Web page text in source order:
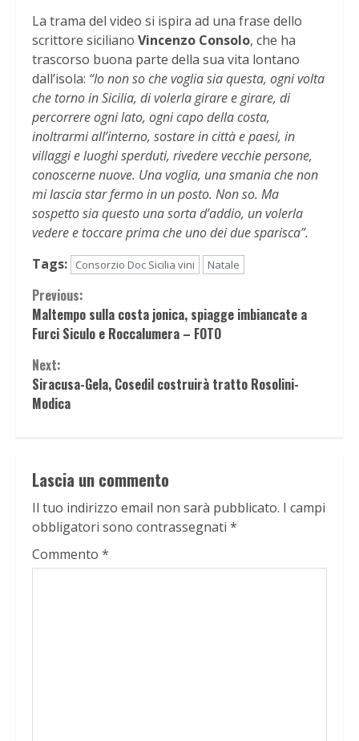
La trama del video si ispira ad una frase dello
scrittore siciliano Vincenzo Consolo, che ha
trascorso buona parte della sua vita lontano
dall’isola: “Io non so che voglia sia questa, ogni volta
che torno in Sicilia, di volerla girare e girare, di
percorrere ogni lato, ogni capo della costa,
inoltrarmi all’interno, sostare in città e paesi, in
villaggi e luoghi sperduti, rivedere vecchie persone,
conoscerne nuove. Una voglia, una smania che non
mi lascia star fermo in un posto. Non so. Ma
sospetto sia questo una sorta d’addio, un volerla
vedere e toccare prima che uno dei due sparisca”.
Tags:
Consorzio Doc Sicilia vini Natale
Continue
Reading
Previous:
Maltempo sulla costa jonica, spiagge imbiancate a
Furci Siculo e Roccalumera – FOTO
Next:
Siracusa-Gela, Cosedil costruirà tratto Rosolini-
Modica
Lascia un commento
Il tuo indirizzo email non sarà pubblicato. I campi
obbligatori sono contrassegnati *
Commento *